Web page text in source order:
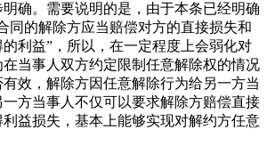
确。需要说明的是，由于本条已经明确
同的解除方应当赔偿对方的直接损失和
利益”，所以，在一定程度上会弱化对
当事人双方约定限制任意解除权的情况
效，解除方因任意解除行为给另一方当
方当事人不仅可以要求解除方赔偿直接
益损失，基本上能够实现对解约方任意